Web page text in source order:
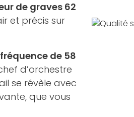
de graves 62
et précis sur
de 58
d’orchestre
se révèle avec
que vous